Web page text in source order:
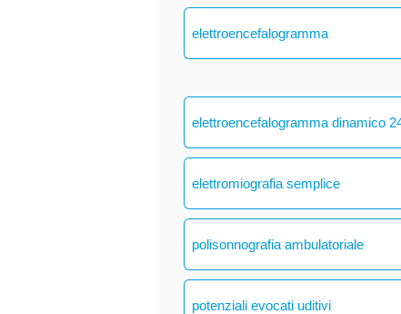
elettroencefalogramma
elettroencefalogramma dinamico
elettromiografia semplice
polisonnografia ambulatoriale
potenziali evocati uditivi